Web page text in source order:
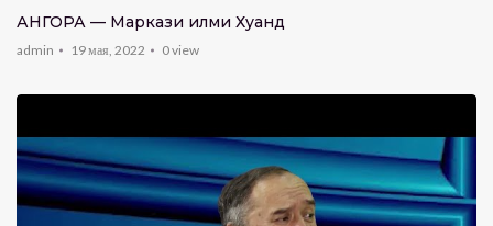
АНГОРА — Маркази илми Хуҷанд
admin 19 мая, 2022 0view